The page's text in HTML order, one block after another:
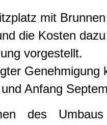
mit
die Kosten
vorgestellt.
Genehmigung
Anfang
des